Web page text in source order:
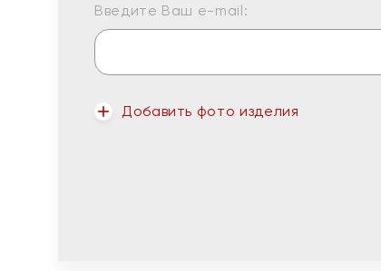
Введите Ваш e-mail:
Добавить фото изделия